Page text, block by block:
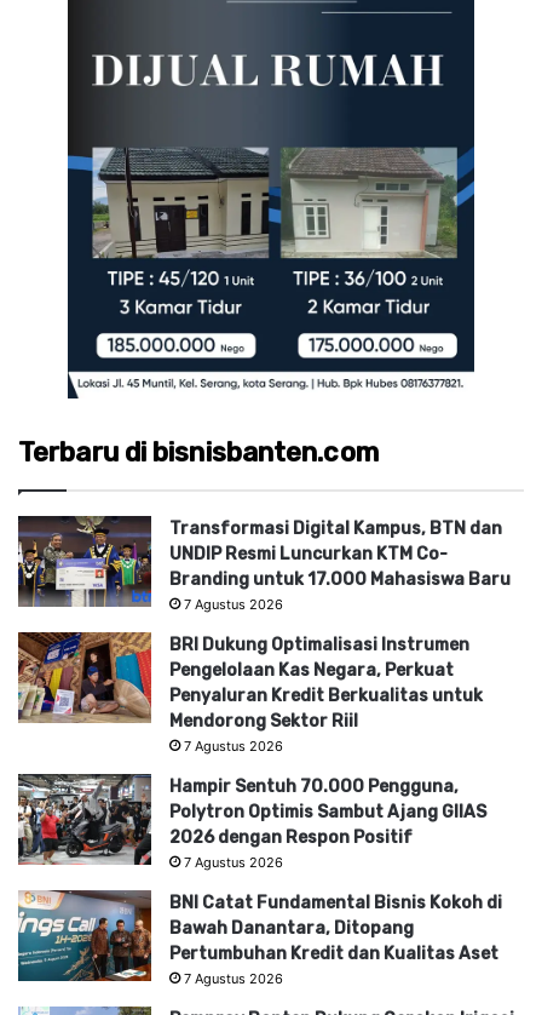
Terbaru di bisnisbanten.com
Transformasi Digital Kampus, BTN dan
UNDIP Resmi Luncurkan KTM Co-
Branding untuk 17.000 Mahasiswa Baru
7 Agustus 2026
BRI Dukung Optimalisasi Instrumen
Pengelolaan Kas Negara, Perkuat
Penyaluran Kredit Berkualitas untuk
Mendorong Sektor Riil
7 Agustus 2026
Hampir Sentuh 70.000 Pengguna,
Polytron Optimis Sambut Ajang GIIAS
2026 dengan Respon Positif
7 Agustus 2026
BNI Catat Fundamental Bisnis Kokoh di
Bawah Danantara, Ditopang
Pertumbuhan Kredit dan Kualitas Aset
7 Agustus 2026